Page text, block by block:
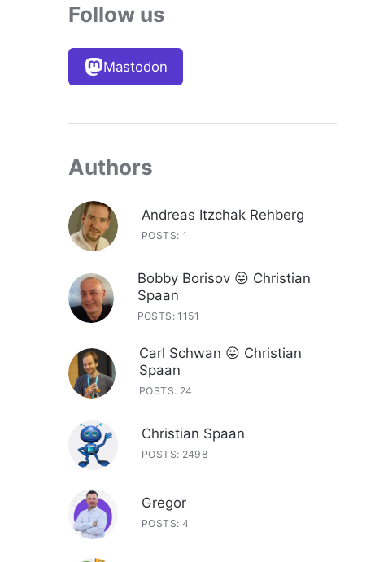
Follow us
Mastodon
Authors
Andreas Itzchak Rehberg
POSTS: 1
Bobby Borisov 😛 Christian
Spaan
POSTS: 1151
Carl Schwan 😛 Christian
Spaan
POSTS: 24
Christian Spaan
POSTS: 2498
Gregor
POSTS: 4